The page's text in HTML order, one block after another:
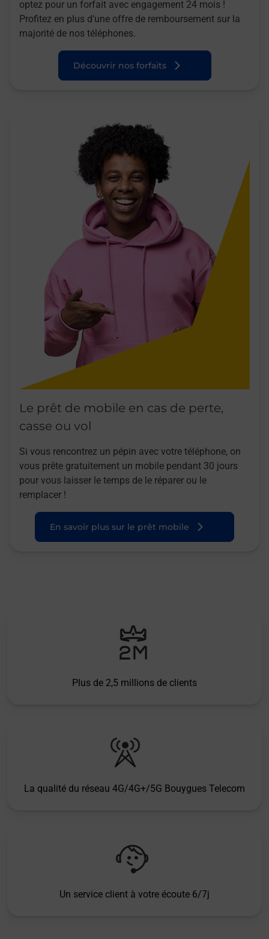
optez pour un forfait avec engagement 24 mois !
Profitez en plus d’une offre de remboursement sur la
majorité de nos téléphones.
Découvrir nos forfaits
Le prêt de mobile en cas de perte,
casse ou vol
Si vous rencontrez un pépin avec votre téléphone, on
vous prête gratuitement un mobile pendant 30 jours
pour vous laisser le temps de le réparer ou le
remplacer !
En savoir plus sur le prêt mobile
Plus de 2,5 millions de clients
La qualité du réseau 4G/4G+/5G Bouygues Telecom
Un service client à votre écoute 6/7j